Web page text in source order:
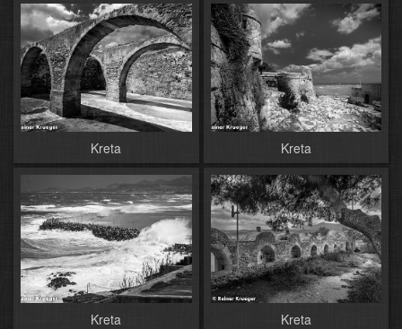
Kreta Kreta
Kreta Kreta